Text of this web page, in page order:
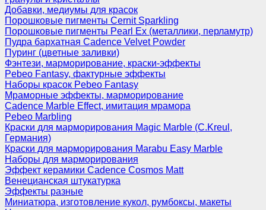
Добавки, медиумы для красок
Порошковые пигменты Cernit Sparkling
Порошковые пигменты Pearl Ex (металлики, перламутр)
Пудра бархатная Cadence Velvet Powder
Пуринг (цветные заливки)
Фэнтези, марморирование, краски-эффекты
Pebeo Fantasy, фактурные эффекты
Наборы красок Pebeo Fantasy
Мраморные эффекты, марморирование
Cadence Marble Effect, имитация мрамора
Pebeo Marbling
Краски для марморирования Magic Marble (C.Kreul,
Германия)
Краски для марморирования Marabu Easy Marble
Наборы для марморирования
Эффект керамики Cadence Cosmos Matt
Венецианская штукатурка
Эффекты разные
Миниатюра, изготовление кукол, румбоксы, макеты